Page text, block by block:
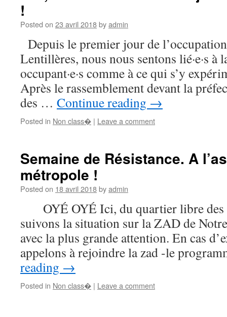
!
Posted on 23 avril 2018byadmin
Depuis le premier jour de
Lentillères, nous nous sentons lié·e·s à
occupant·e·s comme à ce qui s’y
Après le rassemblement devant la
des … Continue reading →
Posted in Non class� | Leave a comment
Semaine de Résistance. A
métropole !
Posted on 18 avril 2018byadmin
OYÉ OYÉ Ici, du quartier libre des
suivons la situation sur la ZAD de
avec la plus grande attention. En cas
appelons à rejoindre la zad -le
reading →
Posted in Non class� | Leave a comment